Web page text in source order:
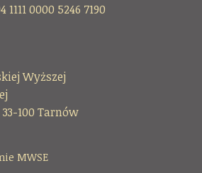
0000 5246 7190
Wyższej
100 Tarnów
MWSE